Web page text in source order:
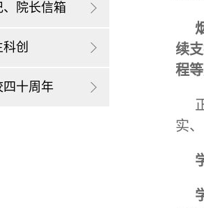
、院长信箱
创
四十周年
续
程
实